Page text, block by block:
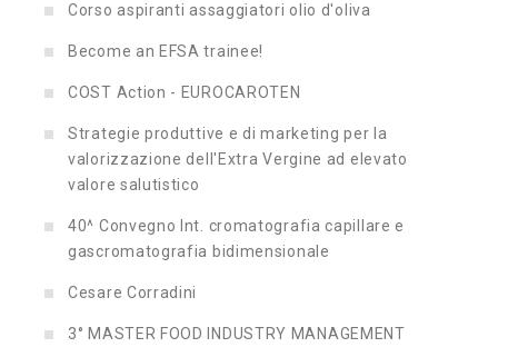
Corso aspiranti assaggiatori olio d'oliva
Become an EFSA trainee!
COST Action - EUROCAROTEN
Strategie produttive e di marketing per la
valorizzazione dell'Extra Vergine ad elevato
valore salutistico
40^ Convegno Int. cromatografia capillare e
gascromatografia bidimensionale
Cesare Corradini
3° MASTER FOOD INDUSTRY MANAGEMENT